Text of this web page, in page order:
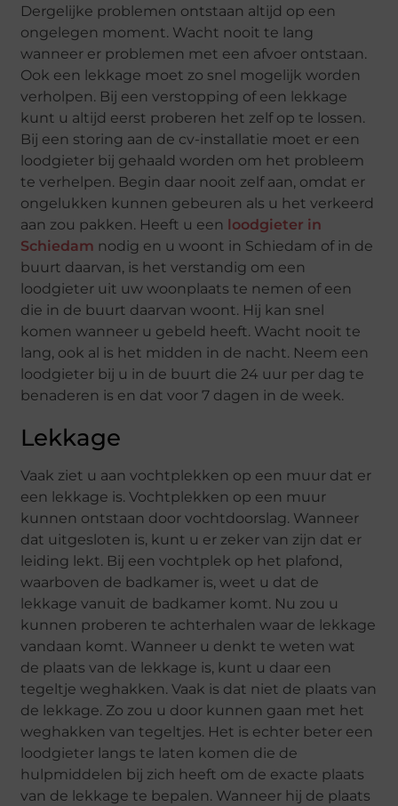
Dergelijke problemen ontstaan altijd op een
ongelegen moment. Wacht nooit te lang
wanneer er problemen met een afvoer ontstaan.
Ook een lekkage moet zo snel mogelijk worden
verholpen. Bij een verstopping of een lekkage
kunt u altijd eerst proberen het zelf op te lossen.
Bij een storing aan de cv-installatie moet er een
loodgieter bij gehaald worden om het probleem
te verhelpen. Begin daar nooit zelf aan, omdat er
ongelukken kunnen gebeuren als u het verkeerd
aan zou pakken. Heeft u een loodgieter in
Schiedam nodig en u woont in Schiedam of in de
buurt daarvan, is het verstandig om een
loodgieter uit uw woonplaats te nemen of een
die in de buurt daarvan woont. Hij kan snel
komen wanneer u gebeld heeft. Wacht nooit te
lang, ook al is het midden in de nacht. Neem een
loodgieter bij u in de buurt die 24 uur per dag te
benaderen is en dat voor 7 dagen in de week.
Lekkage
Vaak ziet u aan vochtplekken op een muur dat er
een lekkage is. Vochtplekken op een muur
kunnen ontstaan door vochtdoorslag. Wanneer
dat uitgesloten is, kunt u er zeker van zijn dat er
leiding lekt. Bij een vochtplek op het plafond,
waarboven de badkamer is, weet u dat de
lekkage vanuit de badkamer komt. Nu zou u
kunnen proberen te achterhalen waar de lekkage
vandaan komt. Wanneer u denkt te weten wat
de plaats van de lekkage is, kunt u daar een
tegeltje weghakken. Vaak is dat niet de plaats van
de lekkage. Zo zou u door kunnen gaan met het
weghakken van tegeltjes. Het is echter beter een
loodgieter langs te laten komen die de
hulpmiddelen bij zich heeft om de exacte plaats
van de lekkage te bepalen. Wanneer hij de plaats